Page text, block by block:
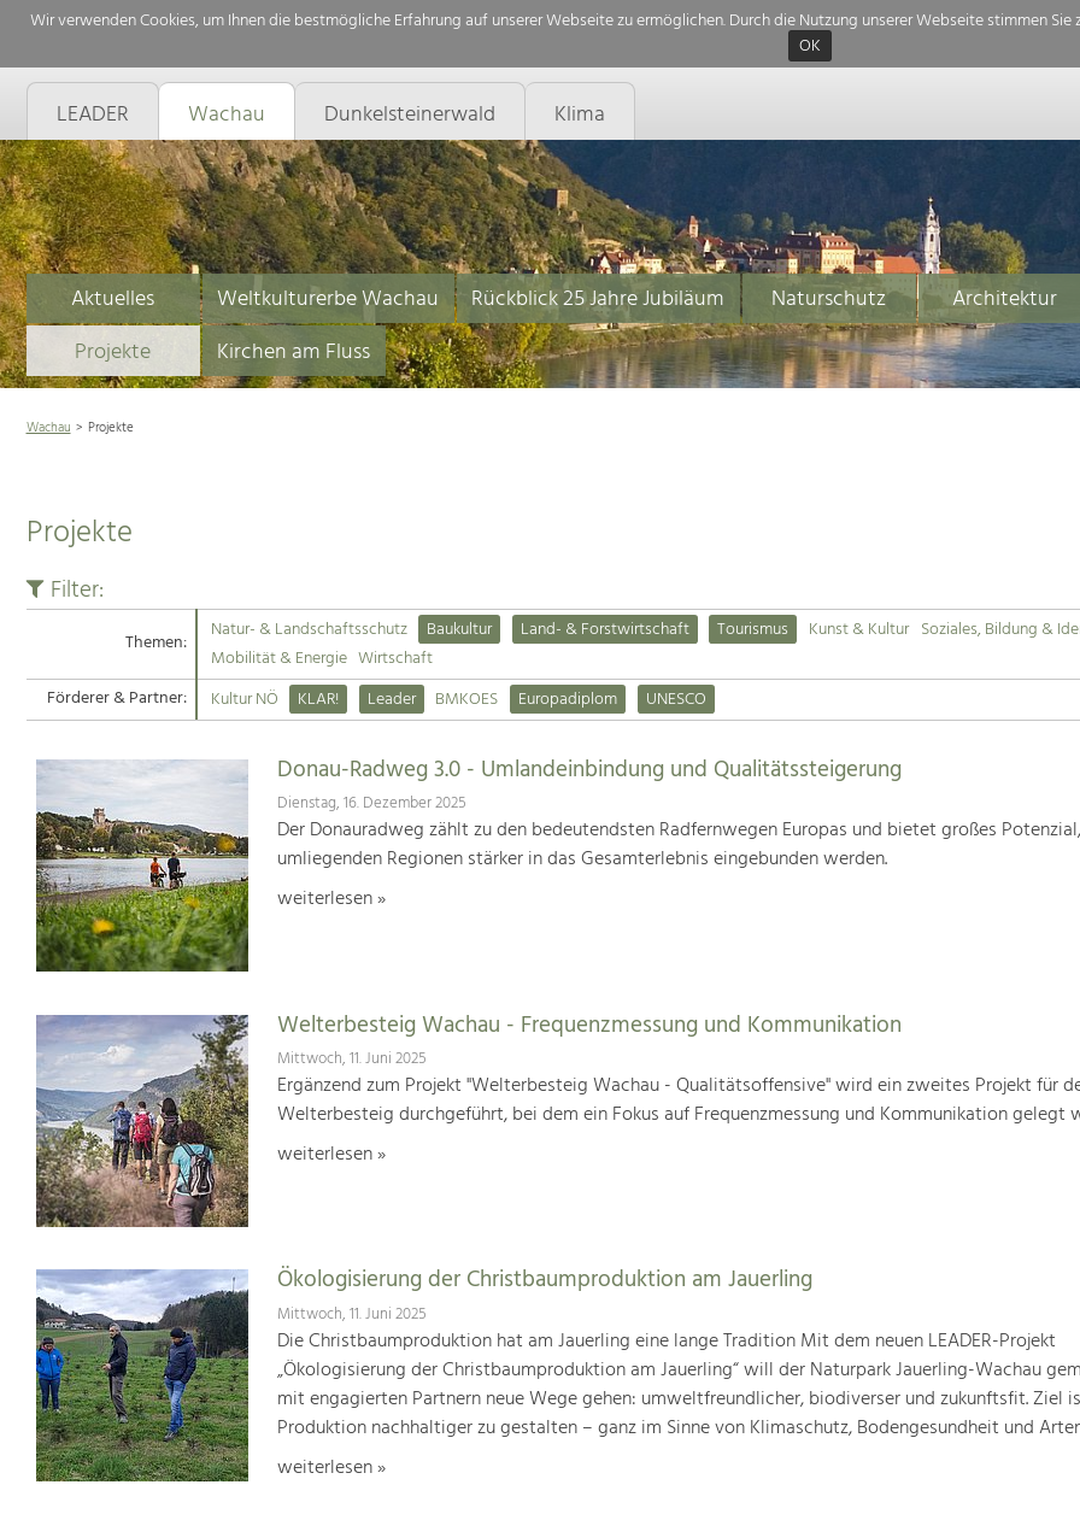
Wir verwenden Cookies, um Ihnen die bestmögliche Erfahrung auf unserer Webseite zu ermöglichen. Durch die Nutzung unserer Webseite stimmen
OK
LEADER Wachau Dunkelsteinerwald Klima
Aktuelles Weltkulturerbe Wachau Rückblick 25 Jahre Jubiläum Naturschutz Architektur
Projekte
Kirchen am Fluss
Wachau Projekte
Projekte
Filter:
Themen: Natur- & Landschaftsschutz Baukultur Land- & Forstwirtschaft Tourismus Kunst & Kultur Soziales, Bildung &
Mobilität & Energie Wirtschaft
Förderer & Partner:
Kultur NÖ KLAR! Leader BMKOES Europadiplom UNESCO
Donau-Radweg 3.0 - Umlandeinbindung und Qualitätssteigerung
Dienstag, 16. Dezember 2025
Der Donauradweg zählt zu den bedeutendsten Radfernwegen Europas und bietet großes
umliegenden Regionen stärker in das Gesamterlebnis eingebunden werden.
weiterlesen »
Welterbesteig Wachau - Frequenzmessung und Kommunikation
Mittwoch, 11. Juni 2025
Ergänzend zum Projekt "Welterbesteig Wachau - Qualitätsoffensive" wird ein zweites Projekt für
Welterbesteig durchgeführt, bei dem ein Fokus auf Frequenzmessung und Kommunikation gelegt
weiterlesen »
Ökologisierung der Christbaumproduktion am Jauerling
Mittwoch, 11. Juni 2025
Die Christbaumproduktion hat am Jauerling eine lange Tradition Mit dem neuen LEADER-Projekt
„Ökologisierung der Christbaumproduktion am Jauerling“ will der Naturpark Jauerling-Wachau
mit engagierten Partnern neue Wege gehen: umweltfreundlicher, biodiverser und zukunftsfit. Ziel
Produktion nachhaltiger zu gestalten – ganz im Sinne von Klimaschutz, Bodengesundheit und
weiterlesen »